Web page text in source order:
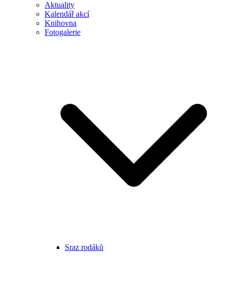
Aktuality
Kalendář akcí
Knihovna
Fotogalerie
Sraz rodáků